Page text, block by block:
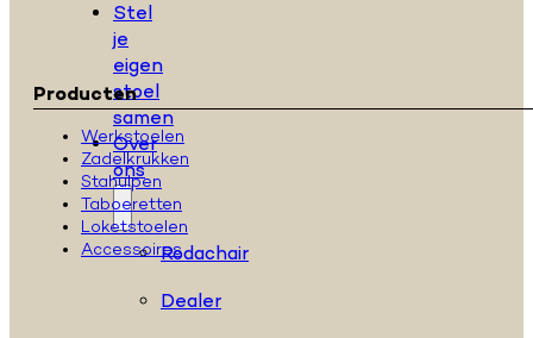
Stel
je
eigen
stoel
samen
Over
ons
Rodachair
Dealer
Producten
Werkstoelen
Zadelkrukken
Stahulpen
Taboeretten
Loketstoelen
Accessoires